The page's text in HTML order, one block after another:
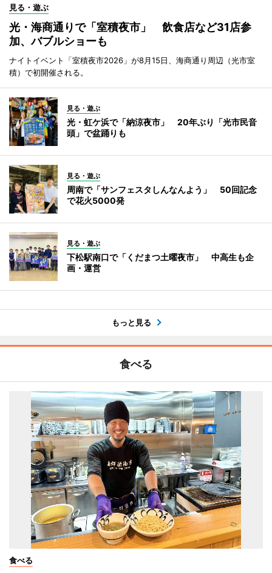
見る・遊ぶ
光・海商通りで「室積夜市」 飲食店など31店参
加、バブルショーも
ナイトイベント「室積夜市2026」が8月15日、海商通り周辺（光市室
積）で初開催される。
見る・遊ぶ
光・虹ケ浜で「納涼夜市」 20年ぶり「光市民音
頭」で盆踊りも
見る・遊ぶ
周南で「サンフェスタしんなんよう」 50回記念
で花火5000発
見る・遊ぶ
下松駅南口で「くだまつ土曜夜市」 中高生も企
画・運営
もっと見る
食べる
食べる